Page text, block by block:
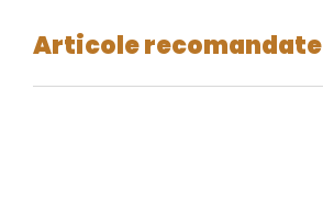
Articole recomandate